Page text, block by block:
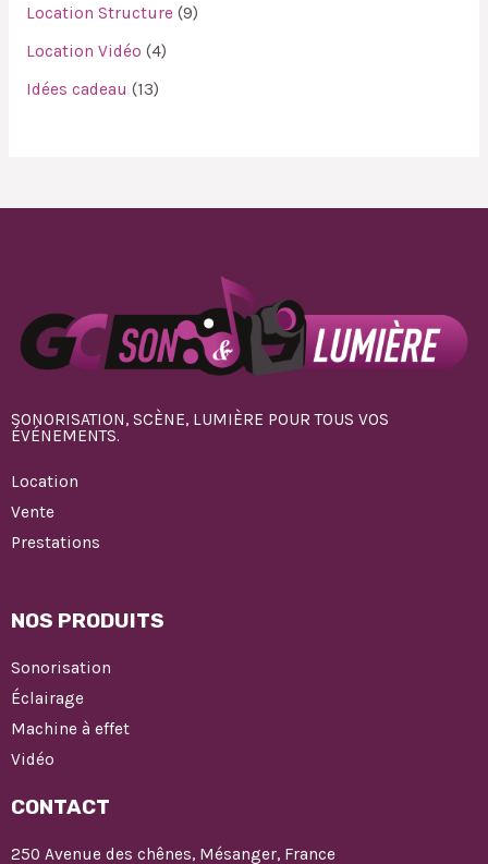
Location Structure 9
Location Vidéo 4
Idées cadeau
13
SONORISATION, SCÈNE, LUMIÈRE POUR TOUS VOS
ÉVÉNEMENTS.
Location
Vente
Prestations
NOS PRODUITS
Sonorisation
Éclairage
Machine à effet
Vidéo
CONTACT
250 Avenue des chênes, Mésanger, France